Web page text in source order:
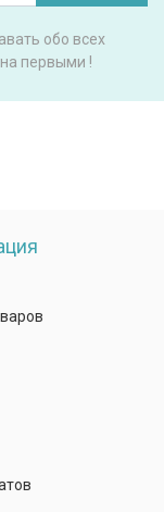
обо всех
первыми !